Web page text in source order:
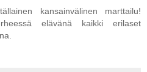
kansainvälinen marttailu!
elävänä kaikki erilaset